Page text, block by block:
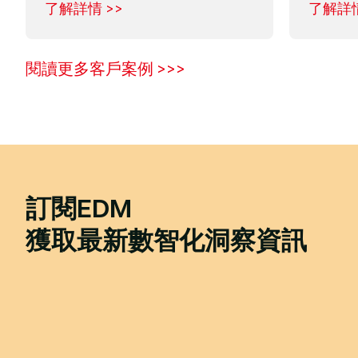
了解詳情 >> 了解詳
閱讀更多客戶案例 >>>
訂閱EDM
獲取最新數智化洞察資訊